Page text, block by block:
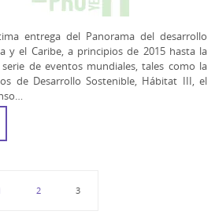
entrega del Panorama del desarrollo
y el Caribe, a principios de 2015 hasta la
de eventos mundiales, tales como la
de Desarrollo Sostenible, Hábitat III, el
2 3